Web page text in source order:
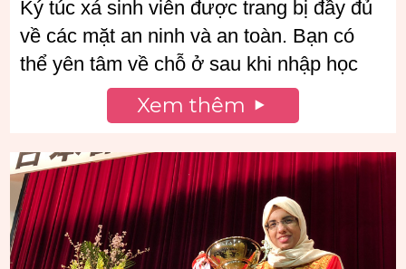
Ký túc xá sinh viên được trang bị đầy đủ
về các mặt an ninh và an toàn. Bạn có
thể yên tâm về chỗ ở sau khi nhập học
Xem thêm